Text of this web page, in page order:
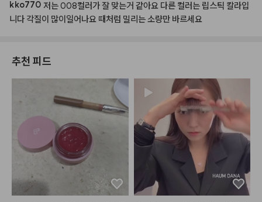
kko770 저는008컬러가잘 맞는거 같아요 다른 컬러는 립스틱 칼라입
니다 각질이 많이일어나요 때처럼 밀리는소량만 바르세요
추천 피드